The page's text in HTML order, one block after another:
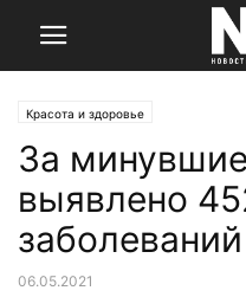
Красота и здоровье
За
выявлено
06.05.2021